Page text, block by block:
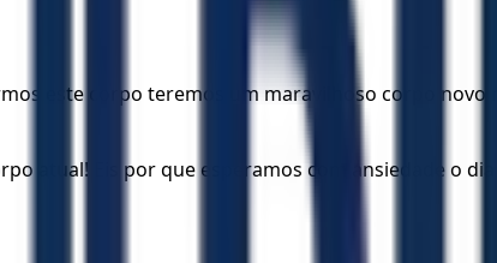
este corpo teremos um maravilhoso corpo
atual! Eis por que esperamos com ansiedade o